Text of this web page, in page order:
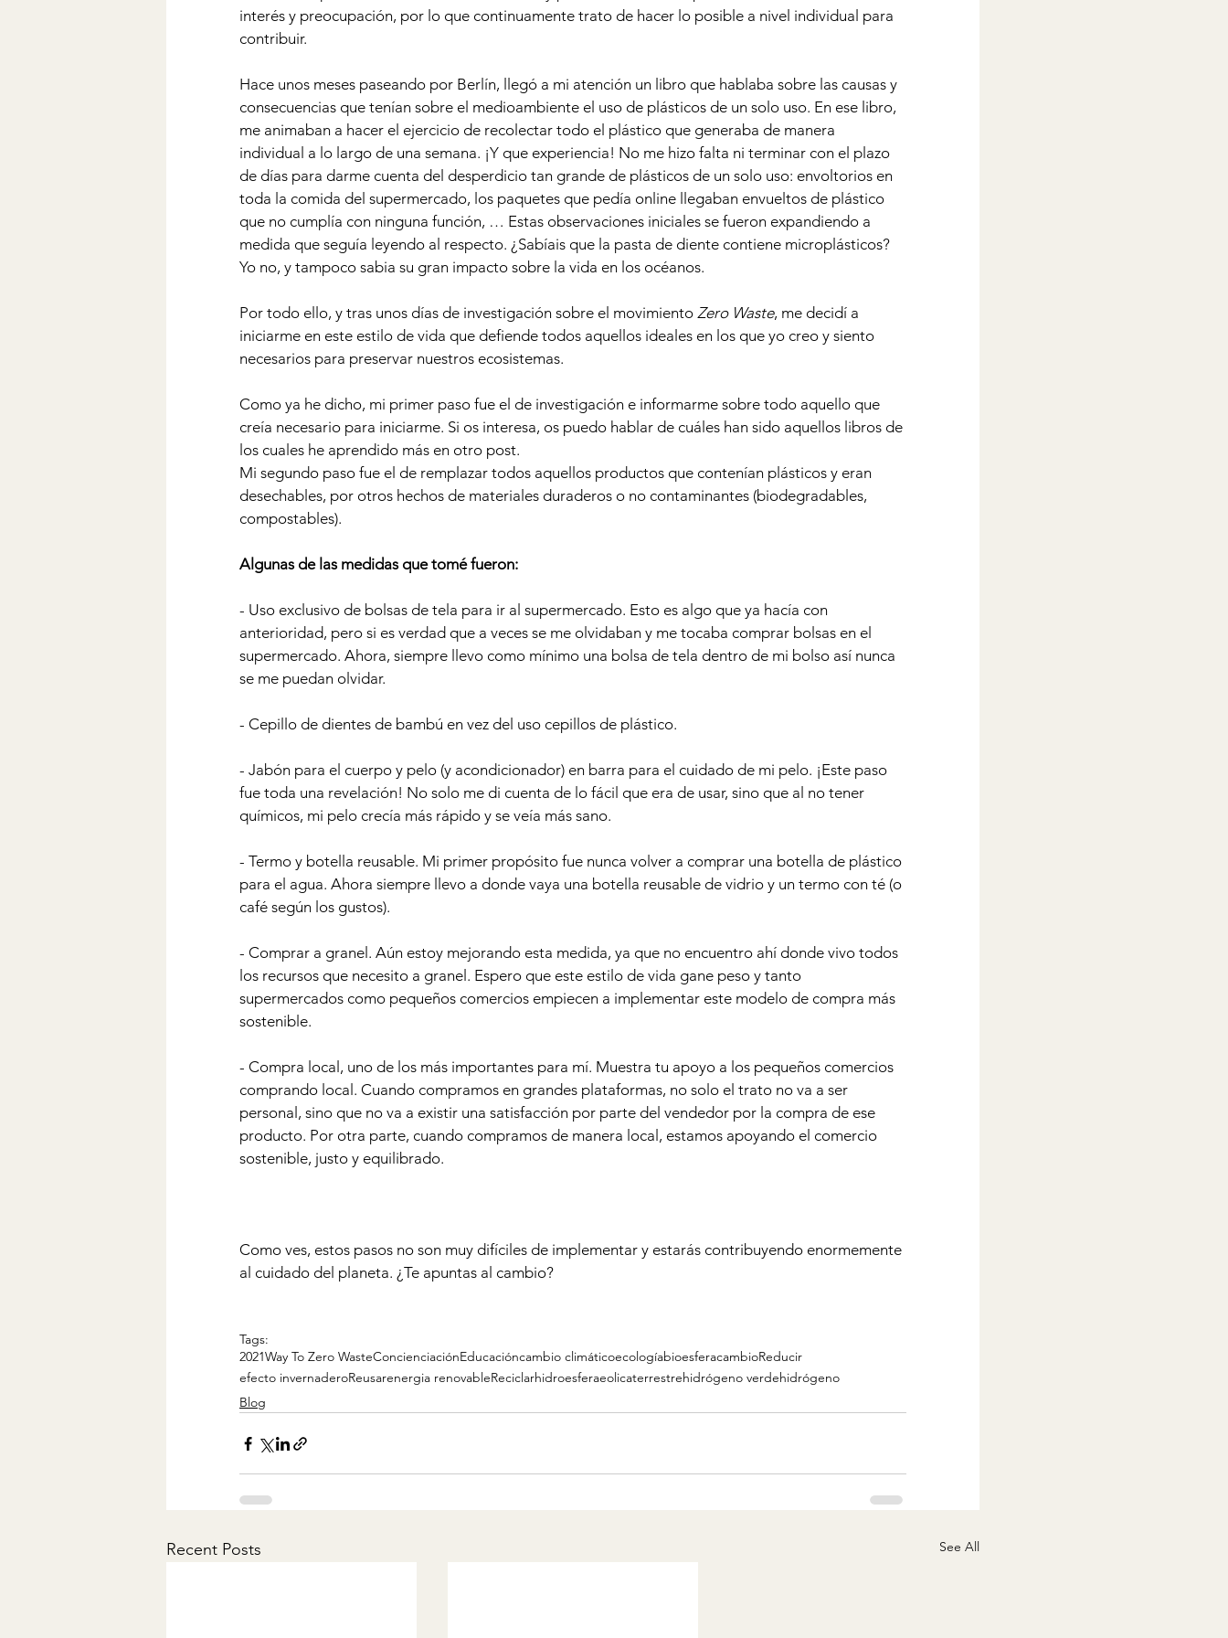
interés y preocupación, por lo que continuamente trato de hacer lo posible a nivel individual para
contribuir.
Hace unos meses paseando por Berlín, llegó a mi atención un libro que hablaba sobre las causas y
consecuencias que tenían sobre el medioambiente el uso de plásticos de un solo uso. En ese libro,
me animaban a hacer el ejercicio de recolectar todo el plástico que generaba de manera
individual a lo largo de una semana. ¡Y que experiencia! No me hizo falta ni terminar con el plazo
de días para darme cuenta del desperdicio tan grande de plásticos de un solo uso: envoltorios en
toda la comida del supermercado, los paquetes que pedía online llegaban envueltos de plástico
que no cumplía con ninguna función, … Estas observaciones iniciales se fueron expandiendo a
medida que seguía leyendo al respecto. ¿Sabíais que la pasta de diente contiene microplásticos?
Yo no, y tampoco sabia su gran impacto sobre la vida en los océanos.
Por todo ello, y tras unos días de investigación sobre el movimiento Zero Waste, me decidí a
iniciarme en este estilo de vida que defiende todos aquellos ideales en los que yo creo y siento
necesarios para preservar nuestros ecosistemas.
Como ya he dicho, mi primer paso fue el de investigación e informarme sobre todo aquello que
creía necesario para iniciarme. Si os interesa, os puedo hablar de cuáles han sido aquellos libros de
los cuales he aprendido más en otro post.
Mi segundo paso fue el de remplazar todos aquellos productos que contenían plásticos y eran
desechables, por otros hechos de materiales duraderos o no contaminantes (biodegradables,
compostables).
Algunas de las medidas que tomé fueron:
- Uso exclusivo de bolsas de tela para ir al supermercado. Esto es algo que ya hacía con
anterioridad, pero si es verdad que a veces se me olvidaban y me tocaba comprar bolsas en el
supermercado. Ahora, siempre llevo como mínimo una bolsa de tela dentro de mi bolso así nunca
se me puedan olvidar.
- Cepillo de dientes de bambú en vez del uso cepillos de plástico.
- Jabón para el cuerpo y pelo (y acondicionador) en barra para el cuidado de mi pelo. ¡Este paso
fue toda una revelación! No solo me di cuenta de lo fácil que era de usar, sino que al no tener
químicos, mi pelo crecía más rápido y se veía más sano.
- Termo y botella reusable. Mi primer propósito fue nunca volver a comprar una botella de plástico
para el agua. Ahora siempre llevo a donde vaya una botella reusable de vidrio y un termo con té (o
café según los gustos).
- Comprar a granel. Aún estoy mejorando esta medida, ya que no encuentro ahí donde vivo todos
los recursos que necesito a granel. Espero que este estilo de vida gane peso y tanto
supermercados como pequeños comercios empiecen a implementar este modelo de compra más
sostenible.
- Compra local, uno de los más importantes para mí. Muestra tu apoyo a los pequeños comercios
comprando local. Cuando compramos en grandes plataformas, no solo el trato no va a ser
personal, sino que no va a existir una satisfacción por parte del vendedor por la compra de ese
producto. Por otra parte, cuando compramos de manera local, estamos apoyando el comercio
sostenible, justo y equilibrado.
Como ves, estos pasos no son muy difíciles de implementar y estarás contribuyendo enormemente
al cuidado del planeta. ¿Te apuntas al cambio?
Tags:
2021Way To Zero WasteConcienciaciónEducacióncambio climáticoecologíabioesferacambioReducir
efecto invernaderoReusarenergia renovableReciclarhidroesferaeolicaterrestrehidrógeno verdehidrógeno
Blog
Recent Posts See All